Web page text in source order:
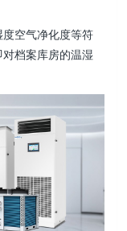
空气净化度等符
档案库房的温湿